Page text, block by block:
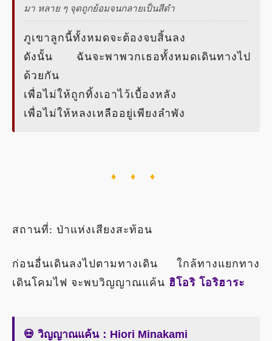
มา หลาย ๆ จุดถูกย้อมจนกลายเป็นสีดำ
ภูเขาลูกนี้ทั้งหมดจะต้องจบสิ้นลง
ดังนั้น ฉันจะพาพวกเธอทั้งหมดเดินทางไป
ด้วยกัน
เพื่อไม่ให้ถูกทิ้งเอาไว้เบื้องหลัง
เพื่อไม่ให้หลงเหลืออยู่เพียงลำพัง
♦ ♦ ♦
สถานที่: ป่าแห่งเสียงสะท้อน
ก่อนอื่นเดินลงไปตามทางเดิน ใกล้ทางแยกทาง
เดินโคมไฟ จะพบวิญญาณแค้น ฮิโอริ โอริฮาระ
💀 วิญญาณแค้น：Hiori Minakami